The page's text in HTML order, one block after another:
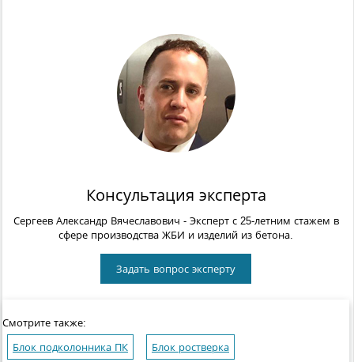
Консультация эксперта
Сергеев Александр Вячеславович - Эксперт с 25-летним стажем в
сфере производства ЖБИ и изделий из бетона.
Задать вопрос эксперту
Смотрите также:
Блок подколонника ПК Блок ростверка